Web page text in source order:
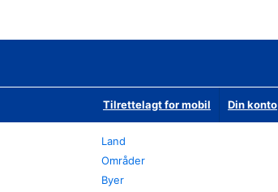
Tilrettelagt for mobil Din konto
Land
Områder
Byer